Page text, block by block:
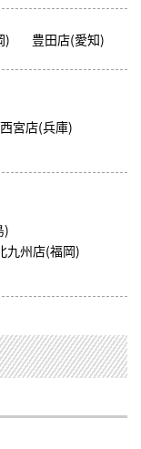
) 豊田店(愛知)
西宮店(兵庫)
)
九州店(福岡)